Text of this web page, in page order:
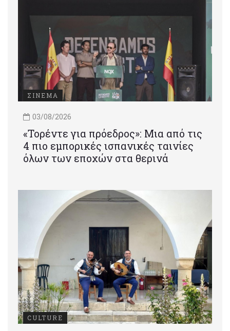
ΣΙΝΕΜΑ
03/08/2026
«Τορέντε για πρόεδρος»: Mια από τις
4 πιο εμπορικές ισπανικές ταινίες
όλων των εποχών στα θερινά
CULTURE